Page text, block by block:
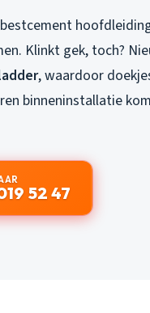
Klinkt gek, toch?
, waardoor
binneninstallatie
52 47